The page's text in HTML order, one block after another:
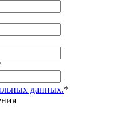
данных.*